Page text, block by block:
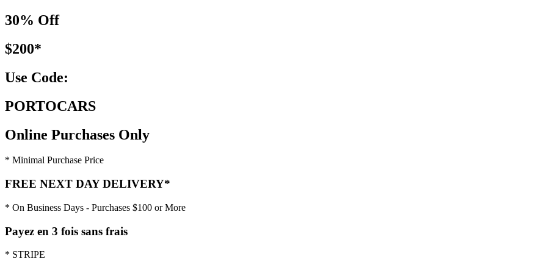
30% Off
$200*
Use Code:
PORTOCARS
Online Purchases Only
* Minimal Purchase Price
FREE NEXT DAY DELIVERY*
* On Business Days - Purchases $100 or More
Payez en 3 fois sans frais
* STRIPE